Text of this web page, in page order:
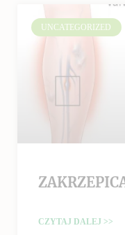
UNCATEGORIZED
CZYTAJ DALEJ >>